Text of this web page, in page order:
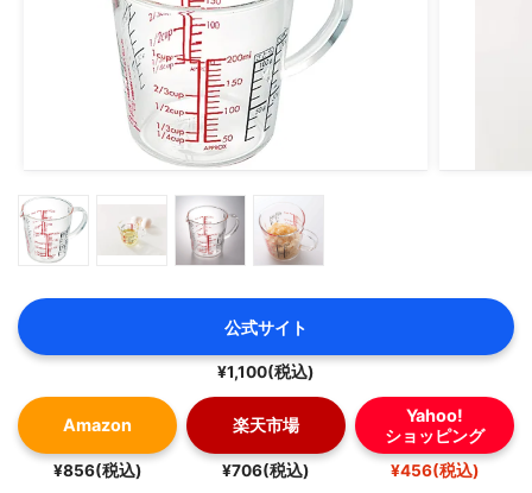
公式サイト
¥1,100(税込)
Amazon
¥856(税込)
楽天市場
¥706(税込)
Yahoo!
ショッピング
¥456(税込)